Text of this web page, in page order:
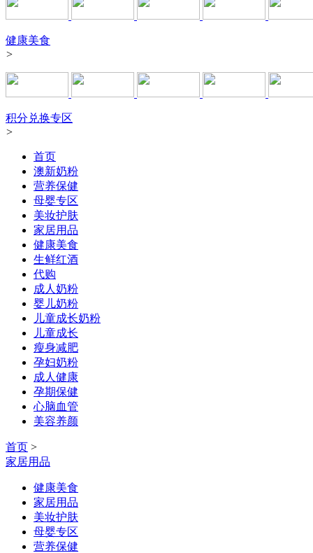
健康美食
>
积分兑换专区
>
首页
澳新奶粉
营养保健
母婴专区
美妆护肤
家居用品
健康美食
生鲜红酒
代购
成人奶粉
婴儿奶粉
儿童成长奶粉
儿童成长
瘦身减肥
孕妇奶粉
成人健康
孕期保健
心脑血管
美容养颜
首页 >
家居用品
健康美食
家居用品
美妆护肤
母婴专区
营养保健